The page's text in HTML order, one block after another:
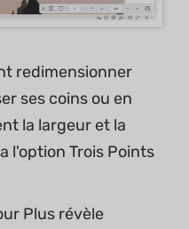
redimensionner
ses coins ou en
la largeur et la
l'option Trois Points
Plus révèle